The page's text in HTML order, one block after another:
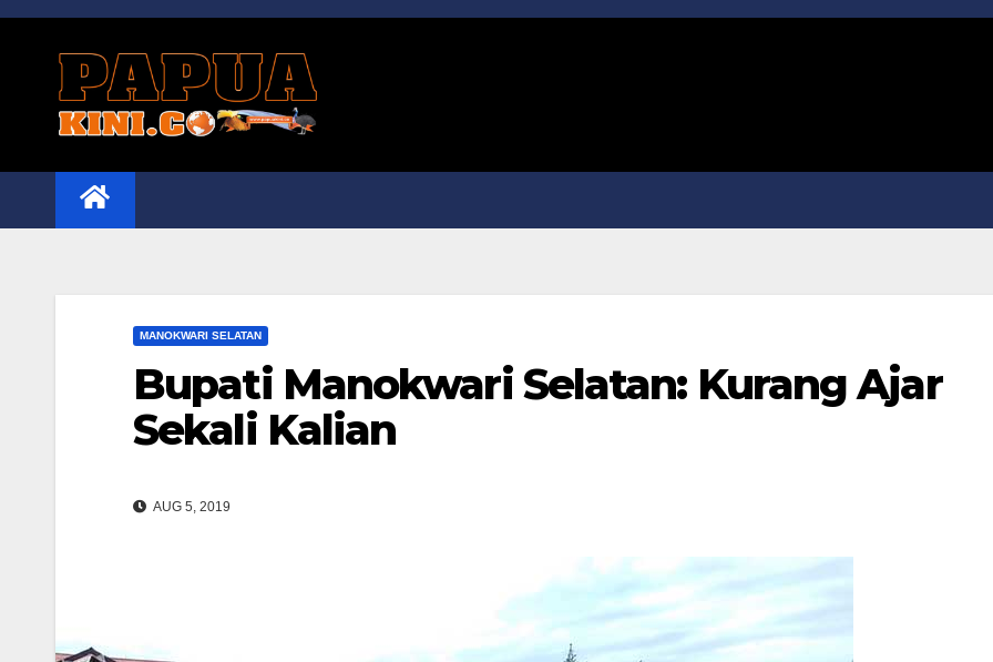
Skip
MANOKWARI SELATAN
Bupati Manokwari Selatan: Kurang Ajar
Sekali Kalian
AUG 5, 2019